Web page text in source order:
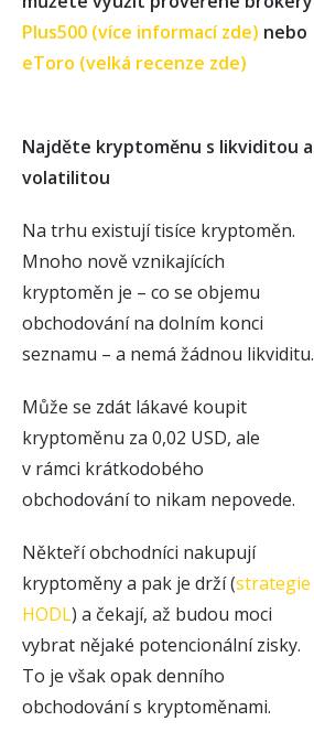
Plus500 (více informací zde) nebo
eToro (velká recenze zde)
Najděte kryptoměnu s likviditou a
volatilitou
Na trhu existují tisíce kryptoměn.
Mnoho nově vznikajících
kryptoměn je – co se objemu
obchodování na dolním konci
seznamu – a nemá žádnou likviditu.
Může se zdát lákavé koupit
kryptoměnu za 0,02 USD, ale
v rámci krátkodobého
obchodování to nikam nepovede.
Někteří obchodníci nakupují
kryptoměny a pak je drží (strategie
HODL) a čekají, až budou moci
vybrat nějaké potencionální zisky.
To je však opak denního
obchodování s kryptoměnami.